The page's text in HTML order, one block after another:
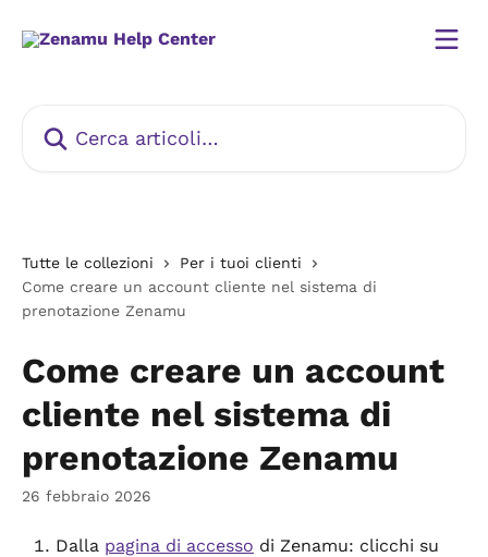
Tutte le collezioni
Per i tuoi clienti
Come creare un account cliente nel sistema di
prenotazione Zenamu
Come creare un account
cliente nel sistema di
prenotazione Zenamu
26 febbraio 2026
Dalla pagina di accesso di Zenamu: clicchi su